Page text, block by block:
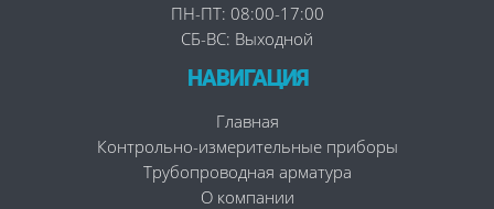
ПН-ПТ: 08:00-17:00
СБ-ВС: Выходной
НАВИГАЦИЯ
Главная
Контрольно-измерительные приборы
Трубопроводная арматура
О компании